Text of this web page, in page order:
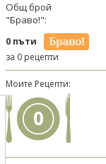
Общ брой
"Браво!":
0 пъти
за 0 рецепти
Моите Рецепти:
0